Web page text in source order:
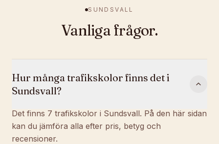
SUNDSVALL
Vanliga frågor.
Hur många trafikskolor finns det i
Sundsvall?
Det finns 7 trafikskolor i Sundsvall. På den här sidan
kan du jämföra alla efter pris, betyg och
recensioner.